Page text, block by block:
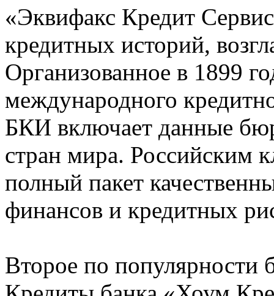
«Эквифакс Кредит
кредитных историй,
Организованное в 1899
международного
БКИ включает данные
стран мира. Российским
полный пакет
финансов и кредитных
Второе по популярности